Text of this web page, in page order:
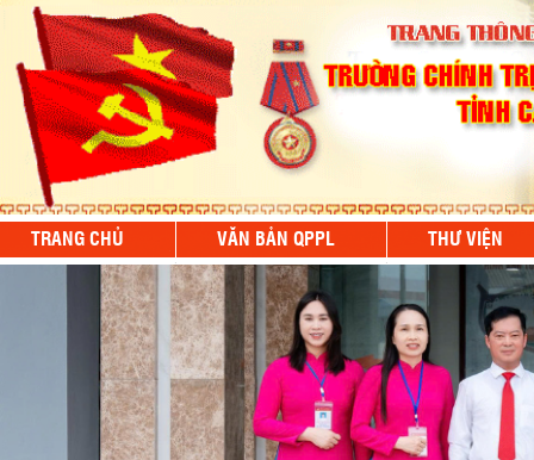
TRANG CHỦ VĂN BẢN QPPL THƯ VIỆN